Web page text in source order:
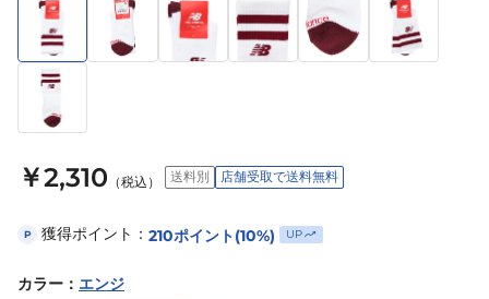
￥2,310 （税込） 送料別 店舗受取で送料無料
P 獲得ポイント： 210ポイント(10%) UP
カラー ： エンジ